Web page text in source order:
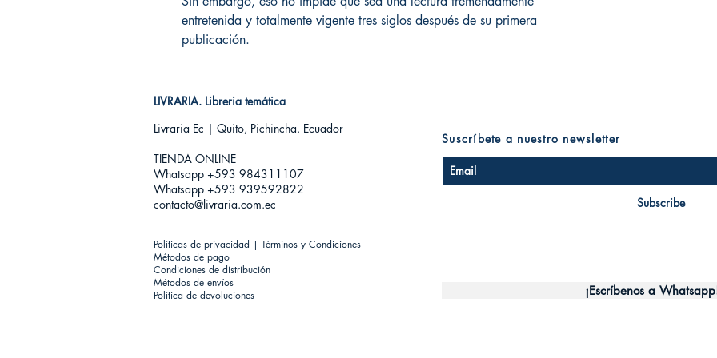
entretenida y totalmente vigente tres siglos después de su primera
publicación.
LIVRARIA. Libreria temática
Livraria Ec | Quito, Pichincha. Ecuador
TIENDA ONLINE​
Whatsapp +593 984311107
Whatsapp +593 939592822
contacto@livraria.com.ec
Políticas de privacidad | Términos y Condiciones
Métodos de pago
Condiciones de distribución
Métodos de envíos
Política de devoluciones
Subscribe
Suscríbete a nuestro newsletter
¡Escríbenos a